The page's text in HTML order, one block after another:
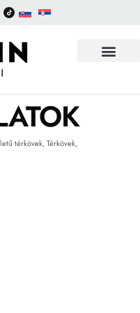
térkövek,Térkövek,